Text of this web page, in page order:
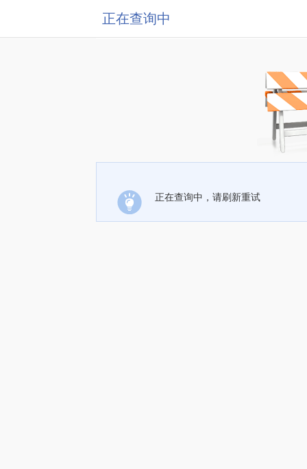
正在查询中
正在查询中，请刷新重试